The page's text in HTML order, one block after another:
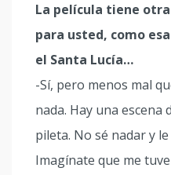
La película tiene
para usted, como
el Santa Lucía…
-Sí, pero menos mal
nada. Hay una escena
pileta. No sé nadar y
Imagínate que me